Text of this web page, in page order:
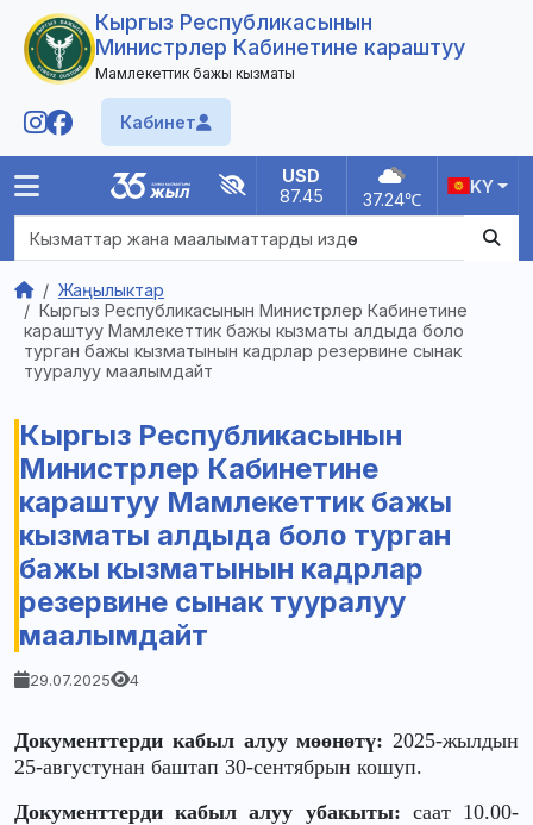
Кыргыз Республикасынын
Министрлер Кабинетине караштуу
Мамлекеттик бажы кызматы
Кабинет
Башкы
Юридикалык жактар ​​үчүн
Жеке жактар үчүн
Кызмат жөнүндө
FAQ
USD
87.45
EUR
100.77
37.24℃
KY
Жаңылыктар
Кыргыз Республикасынын Министрлер Кабинетине
караштуу Мамлекеттик бажы кызматы алдыда боло
турган бажы кызматынын кадрлар резервине сынак
тууралуу маалымдайт
Кыргыз Республикасынын
Министрлер Кабинетине
караштуу Мамлекеттик бажы
кызматы алдыда боло турган
бажы кызматынын кадрлар
резервине сынак тууралуу
маалымдайт
29.07.2025 4
Документтерди кабыл алуу мөөнөтү: 2025-жылдын
25-августунан баштап 30-сентябрын кошуп.
Документтерди кабыл алуу убакыты: саат 10.00-